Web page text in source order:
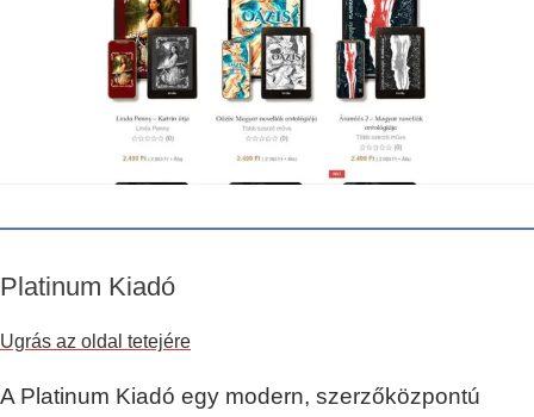
Platinum Kiadó
Ugrás az oldal tetejére
A Platinum Kiadó egy modern, szerzőközpontú